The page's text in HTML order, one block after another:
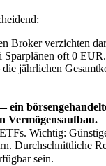
Broker verzichten
oft 0
jährlichen
ein
Vermögensaufbau.
Wichtig:
Durchschnittliche
sein.